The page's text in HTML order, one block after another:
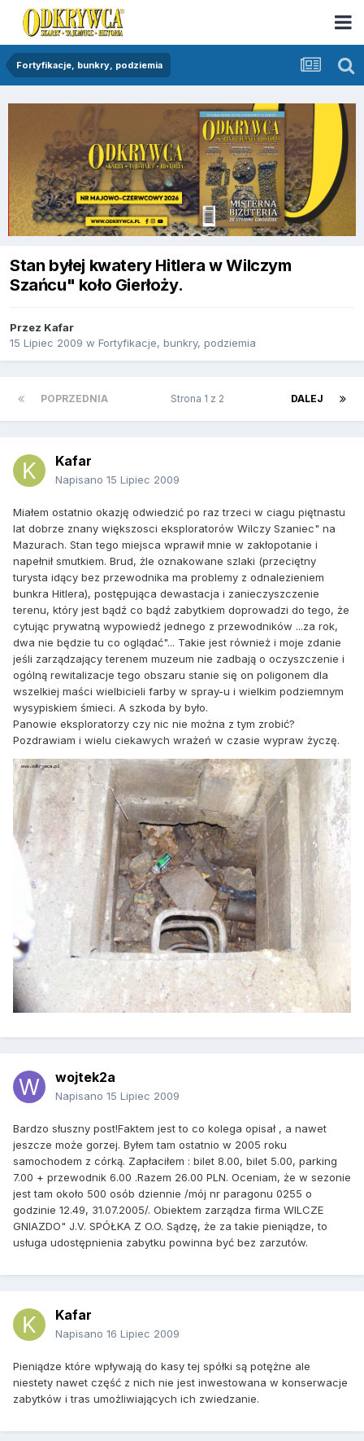
Fortyfikacje, bunkry, podziemia
Stan byłej kwatery Hitlera w Wilczym
Szańcu" koło Gierłoży.
Przez Kafar
15 Lipiec 2009 w Fortyfikacje, bunkry, podziemia
POPRZEDNIA DALEJ
Strona 1 z 2
Kafar
Napisano 15 Lipiec 2009
Miałem ostatnio okazję odwiedzić po raz trzeci w ciagu piętnastu
lat dobrze znany większosci eksploratorów Wilczy Szaniec" na
Mazurach. Stan tego miejsca wprawił mnie w zakłopotanie i
napełnił smutkiem. Brud, żle oznakowane szlaki (przeciętny
turysta idący bez przewodnika ma problemy z odnalezieniem
bunkra Hitlera), postępująca dewastacja i zanieczyszczenie
terenu, który jest bądź co bądź zabytkiem doprowadzi do tego, że
cytując prywatną wypowiedź jednego z przewodników ...za rok,
dwa nie będzie tu co oglądać"... Takie jest również i moje zdanie
jeśli zarządzający terenem muzeum nie zadbają o oczyszczenie i
ogólną rewitalizacje tego obszaru stanie się on poligonem dla
wszelkiej maści wielbicieli farby w spray-u i wielkim podziemnym
wysypiskiem śmieci. A szkoda by było.
Panowie eksploratorzy czy nic nie można z tym zrobić?
Pozdrawiam i wielu ciekawych wrażeń w czasie wypraw życzę.
wojtek2a
Napisano 15 Lipiec 2009
Bardzo słuszny post!Faktem jest to co kolega opisał , a nawet
jeszcze może gorzej. Byłem tam ostatnio w 2005 roku
samochodem z córką. Zapłaciłem : bilet 8.00, bilet 5.00, parking
7.00 + przewodnik 6.00 .Razem 26.00 PLN. Oceniam, że w sezonie
jest tam około 500 osób dziennie /mój nr paragonu 0255 o
godzinie 12.49, 31.07.2005/. Obiektem zarządza firma WILCZE
GNIAZDO" J.V. SPÓŁKA Z O.O. Sądzę, że za takie pieniądze, to
usługa udostępnienia zabytku powinna być bez zarzutów.
Kafar
Napisano 16 Lipiec 2009
Pieniądze które wpływają do kasy tej spółki są potężne ale
niestety nawet część z nich nie jest inwestowana w konserwacje
zabytków i tras umożliwiających ich zwiedzanie.